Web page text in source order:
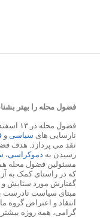
فضول محله را بهتر
نارسایی های سیاسی و
نقد می پردازد. هدف
رسیدن به دموکراسی،
مسئولین فضول محله
که در راستای کمک به
گفتارش مورد ستایش و
مبنای سیاست نادرست
انتقاد و اعتراض گروه
گرامی، همه روزه بیشتر از ۱۰،۰۰۰ نفر از این سایت دیدن می